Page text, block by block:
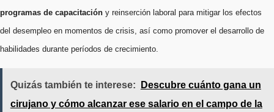
programas de capacitación y reinserción laboral para mitigar los efectos
del desempleo en momentos de crisis, así como promover el desarrollo de
habilidades durante períodos de crecimiento.
Quizás también te interese:
Descubre cuánto gana un
cirujano y cómo alcanzar ese salario en el campo de la